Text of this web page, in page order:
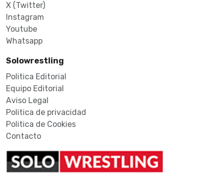
X (Twitter)
Instagram
Youtube
Whatsapp
Solowrestling
Politica Editorial
Equipo Editorial
Aviso Legal
Politica de privacidad
Politica de Cookies
Contacto